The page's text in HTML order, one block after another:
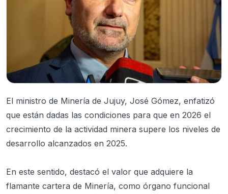
El ministro de Minería de Jujuy, José Gómez, enfatizó
que están dadas las condiciones para que en 2026 el
crecimiento de la actividad minera supere los niveles de
desarrollo alcanzados en 2025.
En este sentido, destacó el valor que adquiere la
flamante cartera de Minería, como órgano funcional